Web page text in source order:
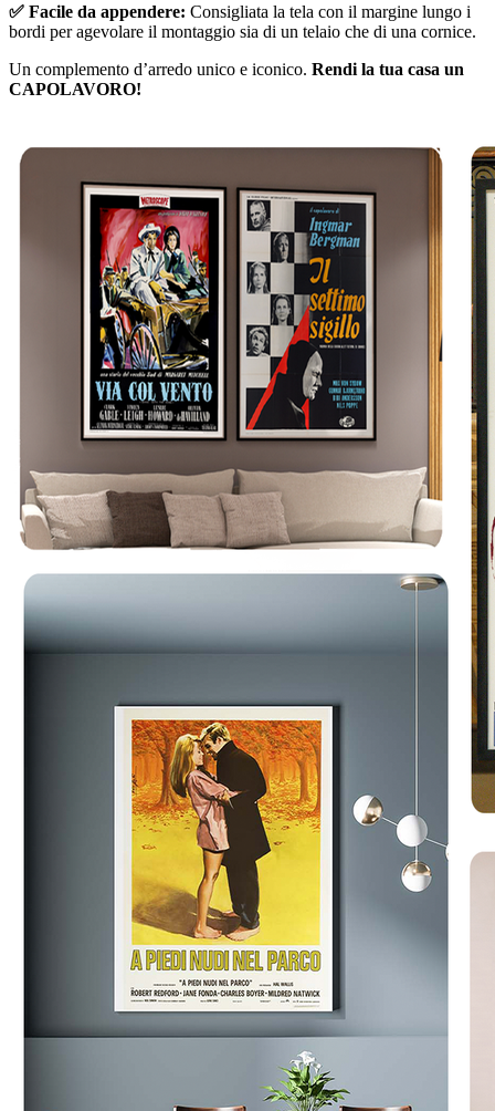
✅ Facile da appendere: Consigliata la tela con il margine lungo i
bordi per agevolare il montaggio sia di un telaio che di una cornice.
Un complemento d’arredo unico e iconico. Rendi la tua casa un
CAPOLAVORO!